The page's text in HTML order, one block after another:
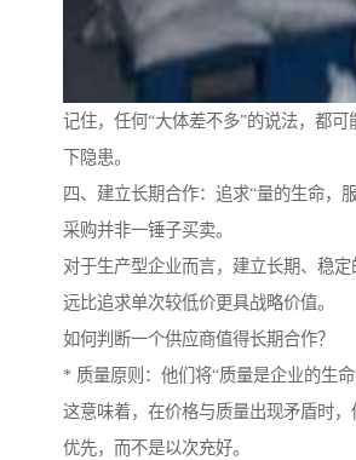
记住，任何“大体差不多”的说法，都可
下隐患。
四、建立长期合作：追求“量的生命，
采购并非一锤子买卖。
对于生产型企业而言，建立长期、稳定
远比追求单次较低价更具战略价值。
如何判断一个供应商值得长期合作？
* 质量原则：他们将“质量是企业的生命
这意味着，在价格与质量出现矛盾时
优先，而不是以次充好。